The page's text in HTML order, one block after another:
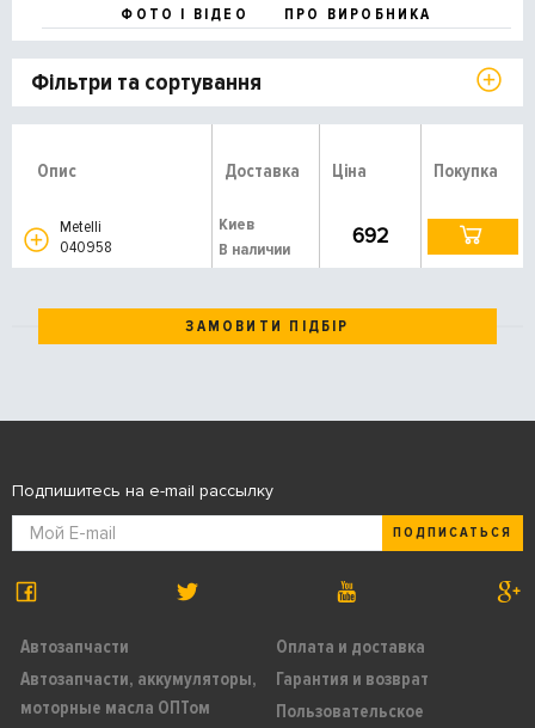
ФОТО І ВІДЕО
ПРО ВИРОБНИКА
Фільтри та сортування
Опис Доставка Ціна Покупка
Metelli
040958
Киев
В наличии
692
ЗАМОВИТИ ПІДБІР
Автозапчасти
Автозапчасти, аккумуляторы,
моторные масла ОПТом
Оплата и доставка
Гарантия и возврат
Пользовательское
Подпишитесь на e-mail рассылку
ПОДПИСАТЬСЯ